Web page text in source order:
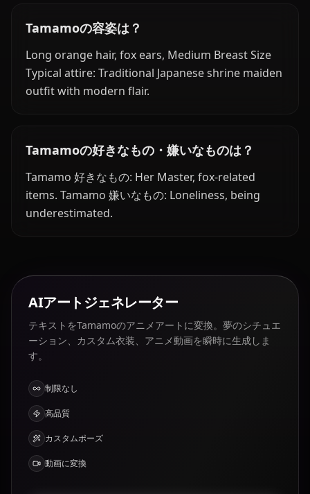
Tamamoの容姿は？
Long orange hair, fox ears, Medium Breast Size
Typical attire: Traditional Japanese shrine maiden
outfit with modern flair.
Tamamoの好きなもの・嫌いなものは？
Tamamo 好きなもの: Her Master, fox-related
items. Tamamo 嫌いなもの: Loneliness, being
underestimated.
AIアートジェネレーター
テキストをTamamoのアニメアートに変換。夢のシチュエ
ーション、カスタム衣装、アニメ動画を瞬時に生成しま
す。
制限なし
高品質
カスタムポーズ
動画に変換